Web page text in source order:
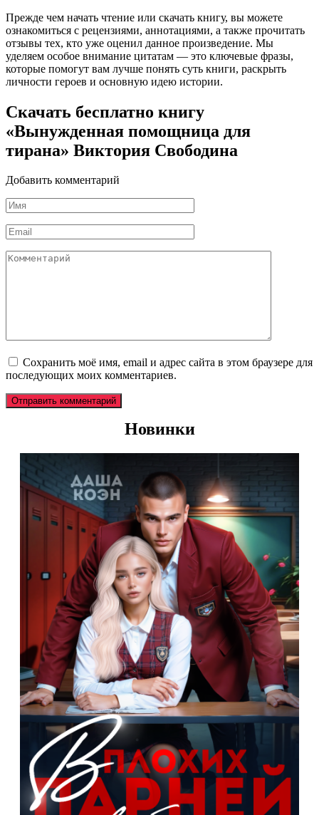
Прежде чем начать чтение или скачать книгу, вы можете
ознакомиться с рецензиями, аннотациями, а также прочитать
отзывы тех, кто уже оценил данное произведение. Мы
уделяем особое внимание цитатам — это ключевые фразы,
которые помогут вам лучше понять суть книги, раскрыть
личности героев и основную идею истории.
Скачать бесплатно книгу
«Вынужденная помощница для
тирана» Виктория Свободина
Добавить комментарий
Имя
*
Email
*
Комментарий
Сохранить моё имя, email и адрес сайта в этом браузере для
последующих моих комментариев.
Новинки